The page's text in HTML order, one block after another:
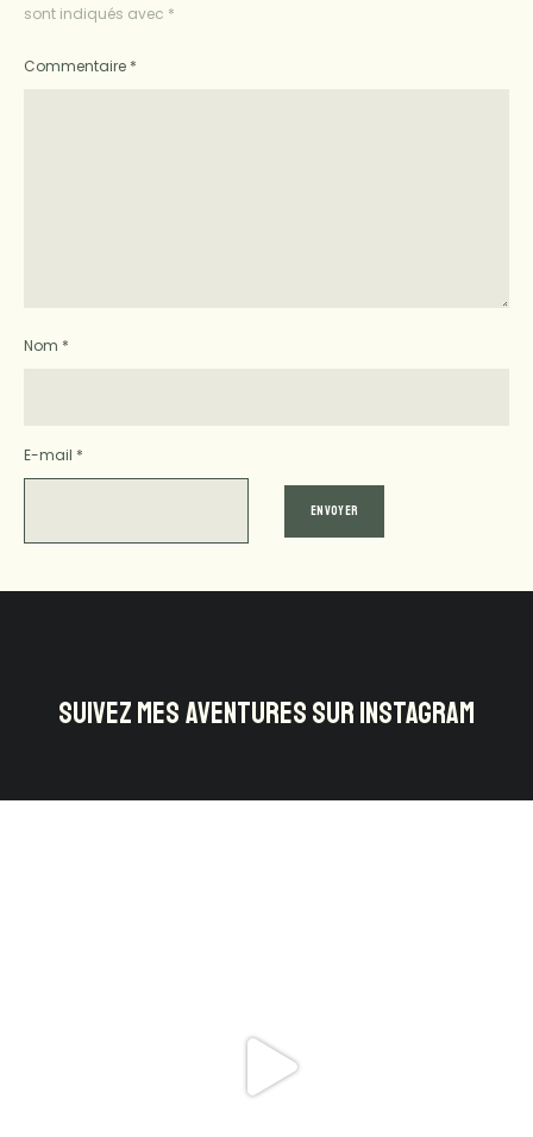
sont indiqués avec *
Commentaire *
Nom *
E-mail *
SUIVEZ MES AVENTURES SUR INSTAGRAM